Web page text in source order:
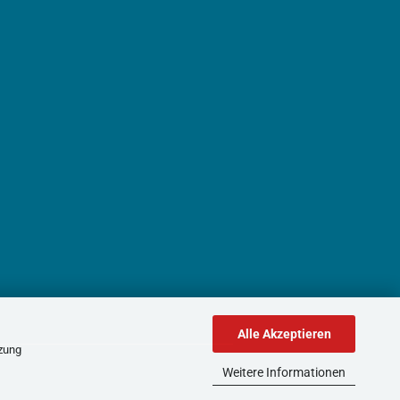
Alle Akzeptieren
Weitere Informationen